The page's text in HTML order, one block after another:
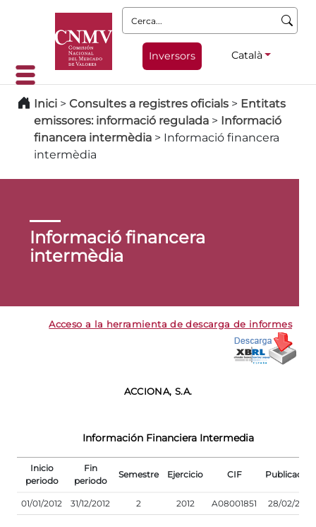
Cerca:
Inversors Català
Inici > Consultes a registres oficials > Entitats
emissores: informació regulada > Informació
financera intermèdia > Informació financera
intermèdia
Informació financera
intermèdia
Acceso a la herramienta de descarga de informes
ACCIONA, S.A.
Información Financiera Intermedia
Inicio
periodo
Fin
periodo
Semestre Ejercicio CIF Publicación
01/01/2012 31/12/2012 2 2012 A08001851 28/02/2013